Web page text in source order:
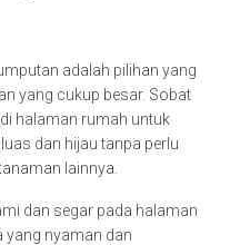
adalah pilihan yang
yang cukup besar. Sobat
halaman rumah untuk
dan hijau tanpa perlu
lainnya.
dan segar pada halaman
yang nyaman dan